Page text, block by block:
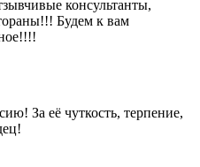
консультанты,
Будем к вам
За её чуткость, терпение,